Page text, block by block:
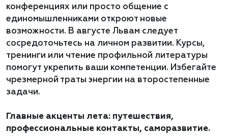
конференциях или просто общение с
единомышленниками откроют новые
возможности. В августе Львам следует
сосредоточьтесь на личном развитии. Курсы,
тренинги или чтение профильной литературы
помогут укрепить ваши компетенции. Избегайте
чрезмерной траты энергии на второстепенные
задачи.
Главные акценты лета: путешествия,
профессиональные контакты, саморазвитие.